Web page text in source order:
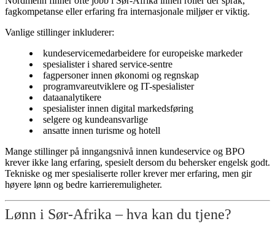
fagkompetanse eller erfaring fra internasjonale miljøer er viktig.
Vanlige stillinger inkluderer:
kundeservicemedarbeidere for europeiske markeder
spesialister i shared service-sentre
fagpersoner innen økonomi og regnskap
programvareutviklere og IT-spesialister
dataanalytikere
spesialister innen digital markedsføring
selgere og kundeansvarlige
ansatte innen turisme og hotell
Mange stillinger på inngangsnivå innen kundeservice og BPO
krever ikke lang erfaring, spesielt dersom du behersker engelsk godt.
Tekniske og mer spesialiserte roller krever mer erfaring, men gir
høyere lønn og bedre karrieremuligheter.
Lønn i Sør-Afrika – hva kan du tjene?